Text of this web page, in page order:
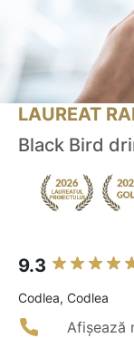
LAUREAT
Black Bird
9.3
Codlea, Codlea
Afișează